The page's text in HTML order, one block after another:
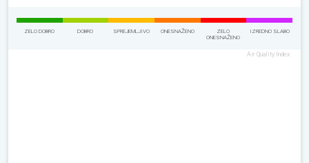
ZELO DOBRO DOBRO SPREJEMLJIVO ONESNAŽENO
ZELO
ONESNAŽENO
IZREDNO SLABO
Air Quality Index